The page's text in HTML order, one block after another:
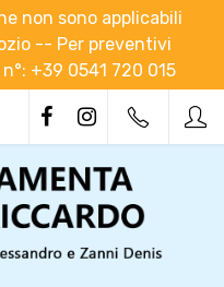
non sono applicabili
-- Per preventivi
+39 0541 720 015